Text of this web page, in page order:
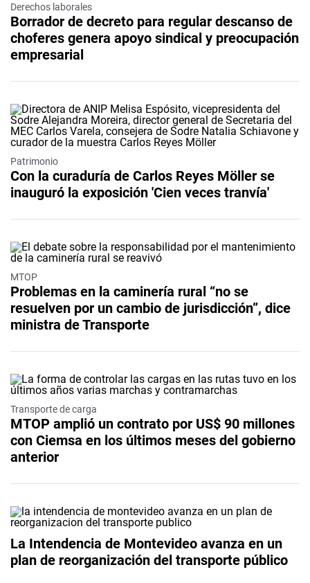
Derechos laborales
Borrador de decreto para regular descanso de
choferes genera apoyo sindical y preocupación
empresarial
Patrimonio
Con la curaduría de Carlos Reyes Möller se
inauguró la exposición 'Cien veces tranvía'
MTOP
Problemas en la caminería rural “no se
resuelven por un cambio de jurisdicción”, dice
ministra de Transporte
Transporte de carga
MTOP amplió un contrato por US$ 90 millones
con Ciemsa en los últimos meses del gobierno
anterior
La Intendencia de Montevideo avanza en un
plan de reorganización del transporte público